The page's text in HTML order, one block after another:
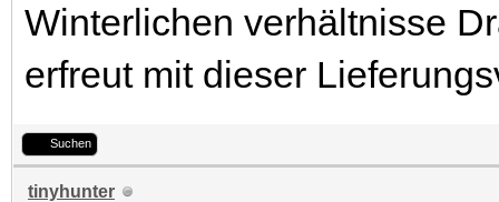
Winterlichen verhältnisse
erfreut mit dieser
Suchen
tinyhunter